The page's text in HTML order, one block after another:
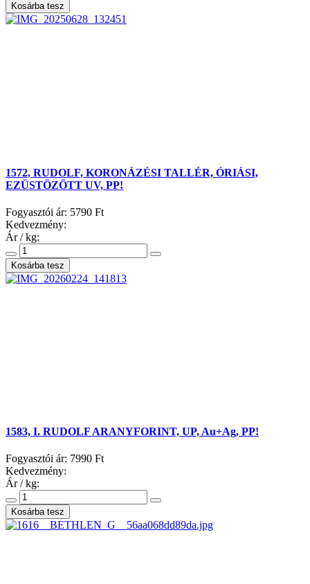
1572, RUDOLF, KORONÁZÉSI TALLÉR, ÓRIÁSI,
EZÜSTÖZÖTT UV, PP!
Fogyasztói ár: 5790 Ft
Kedvezmény:
Ár / kg:
1583, I. RUDOLF ARANYFORINT, UP, Au+Ag, PP!
Fogyasztói ár: 7990 Ft
Kedvezmény:
Ár / kg: